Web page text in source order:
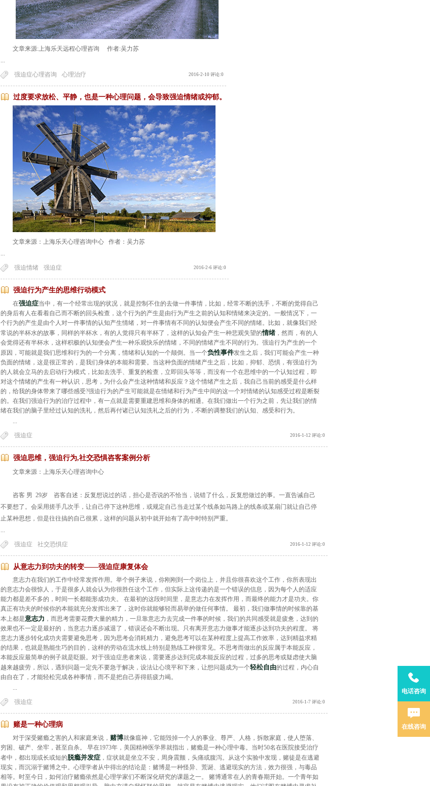
文章来源:上海乐天远程心理咨询 作者:吴力苏
...
2016-2-10 评论:0
强迫症心理咨询 心理治疗
过度要求放松、平静，也是一种心理问题，会导致强迫情绪或抑郁。
文章来源：上海乐天心理咨询中心 作者：吴力苏
...
2016-2-6 评论:0
强迫情绪 强迫症
强迫行为产生的思维行动模式
在强迫症当中，有一个经常出现的状况，就是控制不住的去做一件事情，比如，经常不断的洗手，不断的觉得自己
的身后有人在看着自己而不断的回头检查，这个行为的产生是由行为产生之前的认知和情绪来决定的。一般情况下，一
个行为的产生是由个人对一件事情的认知产生情绪，对一件事情有不同的认知便会产生不同的情绪。比如，就像我们经
常说的半杯水的故事，同样的半杯水，有的人觉得只有半杯了，这样的认知会产生一种悲观失望的情绪 ，然而，有的人
会觉得还有半杯水，这样积极的认知便会产生一种乐观快乐的情绪，不同的情绪产生不同的行为。强迫行为产生的一个
原因，可能就是我们思维和行为的一个分离，情绪和认知的一个颠倒。当一个负性事件发生之后，我们可能会产生一种
负面的情绪，这是很正常的，是我们身体的本能和需要。当这种负面的情绪产生之后，比如，抑郁、恐惧，有强迫行为
的人就会立马的去启动行为模式，比如去洗手、重复的检查，立即回头等等，而没有一个在思维中的一个认知过程，即
对这个情绪的产生有一种认识，思考，为什么会产生这种情绪和反应？这个情绪产生之后，我自己当前的感受是什么样
的，给我的身体带来了哪些感受?强迫行为的产生可能就是在情绪和行为产生中间的这一个对情绪的认知感受过程是断裂
的。在我们强迫行为的治疗过程中，有一点就是需要重建思维和身体的相通。在我们做出一个行为之前，先让我们的情
绪在我们的脑子里经过认知的洗礼，然后再付诸已认知洗礼之后的行为，不断的调整我们的认知、感受和行为。
...
2016-1-12 评论:0
强迫症
强迫思维，强迫行为,社交恐惧咨客案例分析
文章来源：上海乐天心理咨询中心
咨客 男 29岁 咨客自述：反复想说过的话，担心是否说的不恰当，说错了什么，反复想做过的事。一直告诫自己
不要想了。会采用搓手几次手，让自己停下这种思维，或规定自己当走过某个线条如马路上的线条或某扇门就让自己停
止某种思想，但是往往搞的自己很累，这样的问题从初中就开始有了高中时特别严重。
...
2016-1-12 评论:0
强迫症 社交恐惧症
从意志力到功夫的转变——强迫症康复体会
意志力在我们的工作中经常发挥作用。举个例子来说，你刚刚到一个岗位上，并且你很喜欢这个工作，你所表现出
的意志力会很惊人，于是很多人就会认为你很胜任这个工作，但实际上这传递的是一个错误的信息，因为每个人的适应
能力都是差不多的，时间一长都能形成功夫。 在最初的这段时间里，是意志力在发挥作用，而最终的能力才是功夫。你
真正有功夫的时候你的本能就充分发挥出来了，这时你就能够轻而易举的做任何事情。 最初，我们做事情的时候靠的基
本上都是意志力 ，而思考需要花费大量的精力，一旦靠意志力去完成一件事的时候，我们的共同感受就是疲惫，达到的
效果也不一定是最好的，当意志力逐步减退了，错误还会不断出现。只有离开意志力做事才能逐步达到功夫的程度。 将
意志力逐步转化成功夫需要避免思考，因为思考会消耗精力，避免思考可以在某种程度上提高工作效率，达到精益求精
的结果，也就是熟能生巧的目的，这样的劳动在流水线上特别是熟练工种很常见。不思考而做出的反应属于本能反应，
本能反应最简单的例子就是眨眼。对于强迫症患者来说，需要逐步达到完成本能反应的过程，过多的思考或疑虑使大脑
越来越疲劳，所以，遇到问题一定先不要急于解决，设法让心境平和下来，让想问题成为一个轻松自由的过程，内心自
由自在了，才能轻松完成各种事情，而不是把自己弄得筋疲力竭。
...
2016-1-7 评论:0
强迫症
赌是一种心理病
对于深受赌瘾之害的人和家庭来说， 赌博就像瘟神，它能毁掉一个人的事业、尊严、人格，拆散家庭，使人堕落、
穷困、破产、坐牢，甚至自杀。 早在1973年，美国精神医学界就指出，赌瘾是一种心理中毒。当时50名在医院接受治疗
者中，都出现或长或短的脱瘾并发症 ，症状就是坐立不安，周身震颤，头痛或腹泻。从这个实验中发现，赌徒是在逃避
现实，而沉溺于赌博之中。心理学者从中得出的结论是：赌博是一种怪异、荒诞、逃避现实的方法，效力很强，与毒品
相等。时至今日，如何治疗赌瘾依然是心理学家们不断深化研究的课题之一。 赌博通常在人的青春期开始。一个青年如
电话咨询
在线咨询